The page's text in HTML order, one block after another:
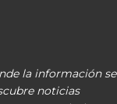
la información se
noticias